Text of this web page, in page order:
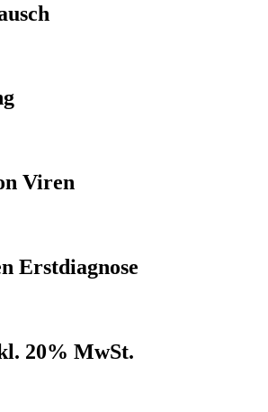
Viren
Erstdiagnose
20% MwSt.